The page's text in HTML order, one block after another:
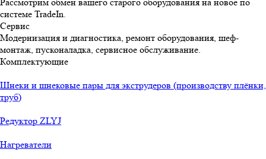
системе TradeIn.
Сервис
Модернизация и диагностика, ремонт оборудования, шеф-
монтаж, пусконаладка, сервисное обслуживание.
Комплектующие
Шнеки и шнековые пары для экструдеров (производству плёнки,
труб)
Редуктор ZLYJ
Нагреватели